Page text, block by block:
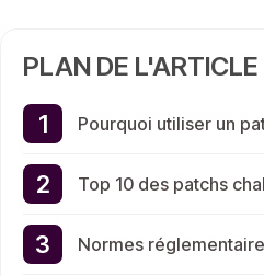
PLAN DE L'ARTICLE
Pourquoi utiliser un
Top 10 des patchs
Normes